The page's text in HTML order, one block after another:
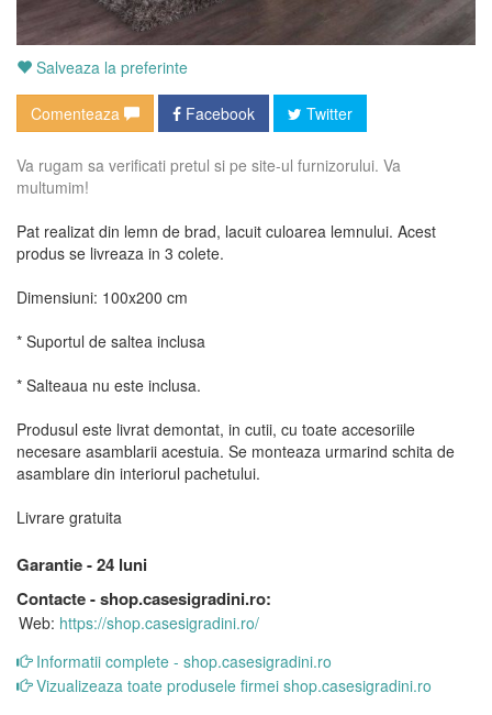
Salveaza la preferinte
Comenteaza Facebook Twitter
Va rugam sa verificati pretul si pe site-ul furnizorului. Va
multumim!
Pat realizat din lemn de brad, lacuit culoarea lemnului. Acest
produs se livreaza in 3 colete.
Dimensiuni: 100x200 cm
* Suportul de saltea inclusa
* Salteaua nu este inclusa.
Produsul este livrat demontat, in cutii, cu toate accesoriile
necesare asamblarii acestuia. Se monteaza urmarind schita de
asamblare din interiorul pachetului.
Livrare gratuita
Garantie - 24 luni
Contacte - shop.casesigradini.ro:
Web: https://shop.casesigradini.ro/
Informatii complete - shop.casesigradini.ro
Vizualizeaza toate produsele firmei shop.casesigradini.ro